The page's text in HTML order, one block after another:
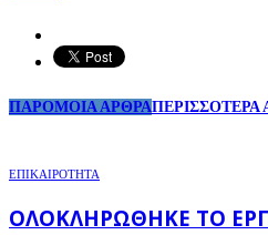
ΠΑΡΟΜΟΙΑ ΑΡΘΡΑ
ΕΠΙΚΑΙΡΟΤΗΤΑ
ΟΛΟΚΛΗΡΏΘΗΚΕ ΤΟ